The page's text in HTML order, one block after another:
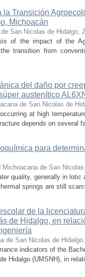
Transición
Michoacán
San Nicolas de Hidalgo,
of the impact of the
transition from
del daño por
austenítico
de San Nicolas de
at high
depends on several
para
Michoacana de San
quality, generally in
springs are still
de la
de Hidalgo, en
de San Nicolas de Hidalgo,
indicators of the
Hidalgo (UMSNH), in